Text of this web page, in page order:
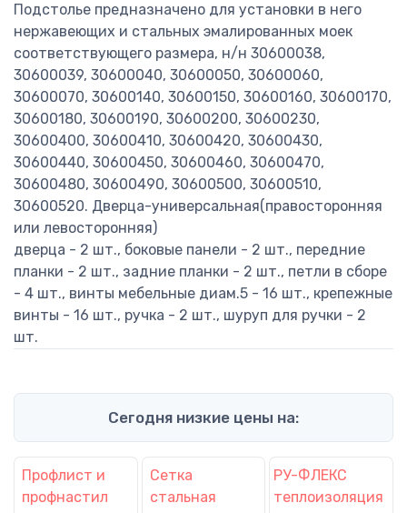
Подстолье предназначено для установки в него
нержавеющих и стальных эмалированных моек
соответствующего размера, н/н 30600038,
30600039, 30600040, 30600050, 30600060,
30600070, 30600140, 30600150, 30600160, 30600170,
30600180, 30600190, 30600200, 30600230,
30600400, 30600410, 30600420, 30600430,
30600440, 30600450, 30600460, 30600470,
30600480, 30600490, 30600500, 30600510,
30600520. Дверца-универсальная(правосторонняя
или левосторонняя)
дверца - 2 шт., боковые панели - 2 шт., передние
планки - 2 шт., задние планки - 2 шт., петли в сборе
- 4 шт., винты мебельные диам.5 - 16 шт., крепежные
винты - 16 шт., ручка - 2 шт., шуруп для ручки - 2
шт.
Сегодня низкие цены на:
Профлист и
профнастил
Сетка
стальная
РУ-ФЛЕКС
теплоизоляция